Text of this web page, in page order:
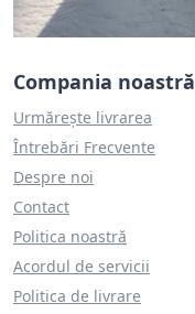
Compania noastră
Urmărește livrarea
Întrebări Frecvente
Despre noi
Contact
Politica noastră
Acordul de servicii
Politica de livrare